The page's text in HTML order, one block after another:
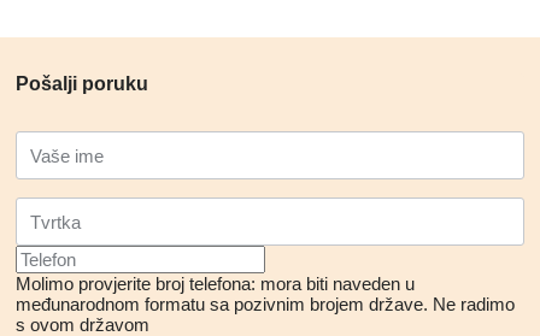
Pošalji poruku
Molimo provjerite broj telefona: mora biti naveden u
međunarodnom formatu sa pozivnim brojem države. Ne radimo
s ovom državom